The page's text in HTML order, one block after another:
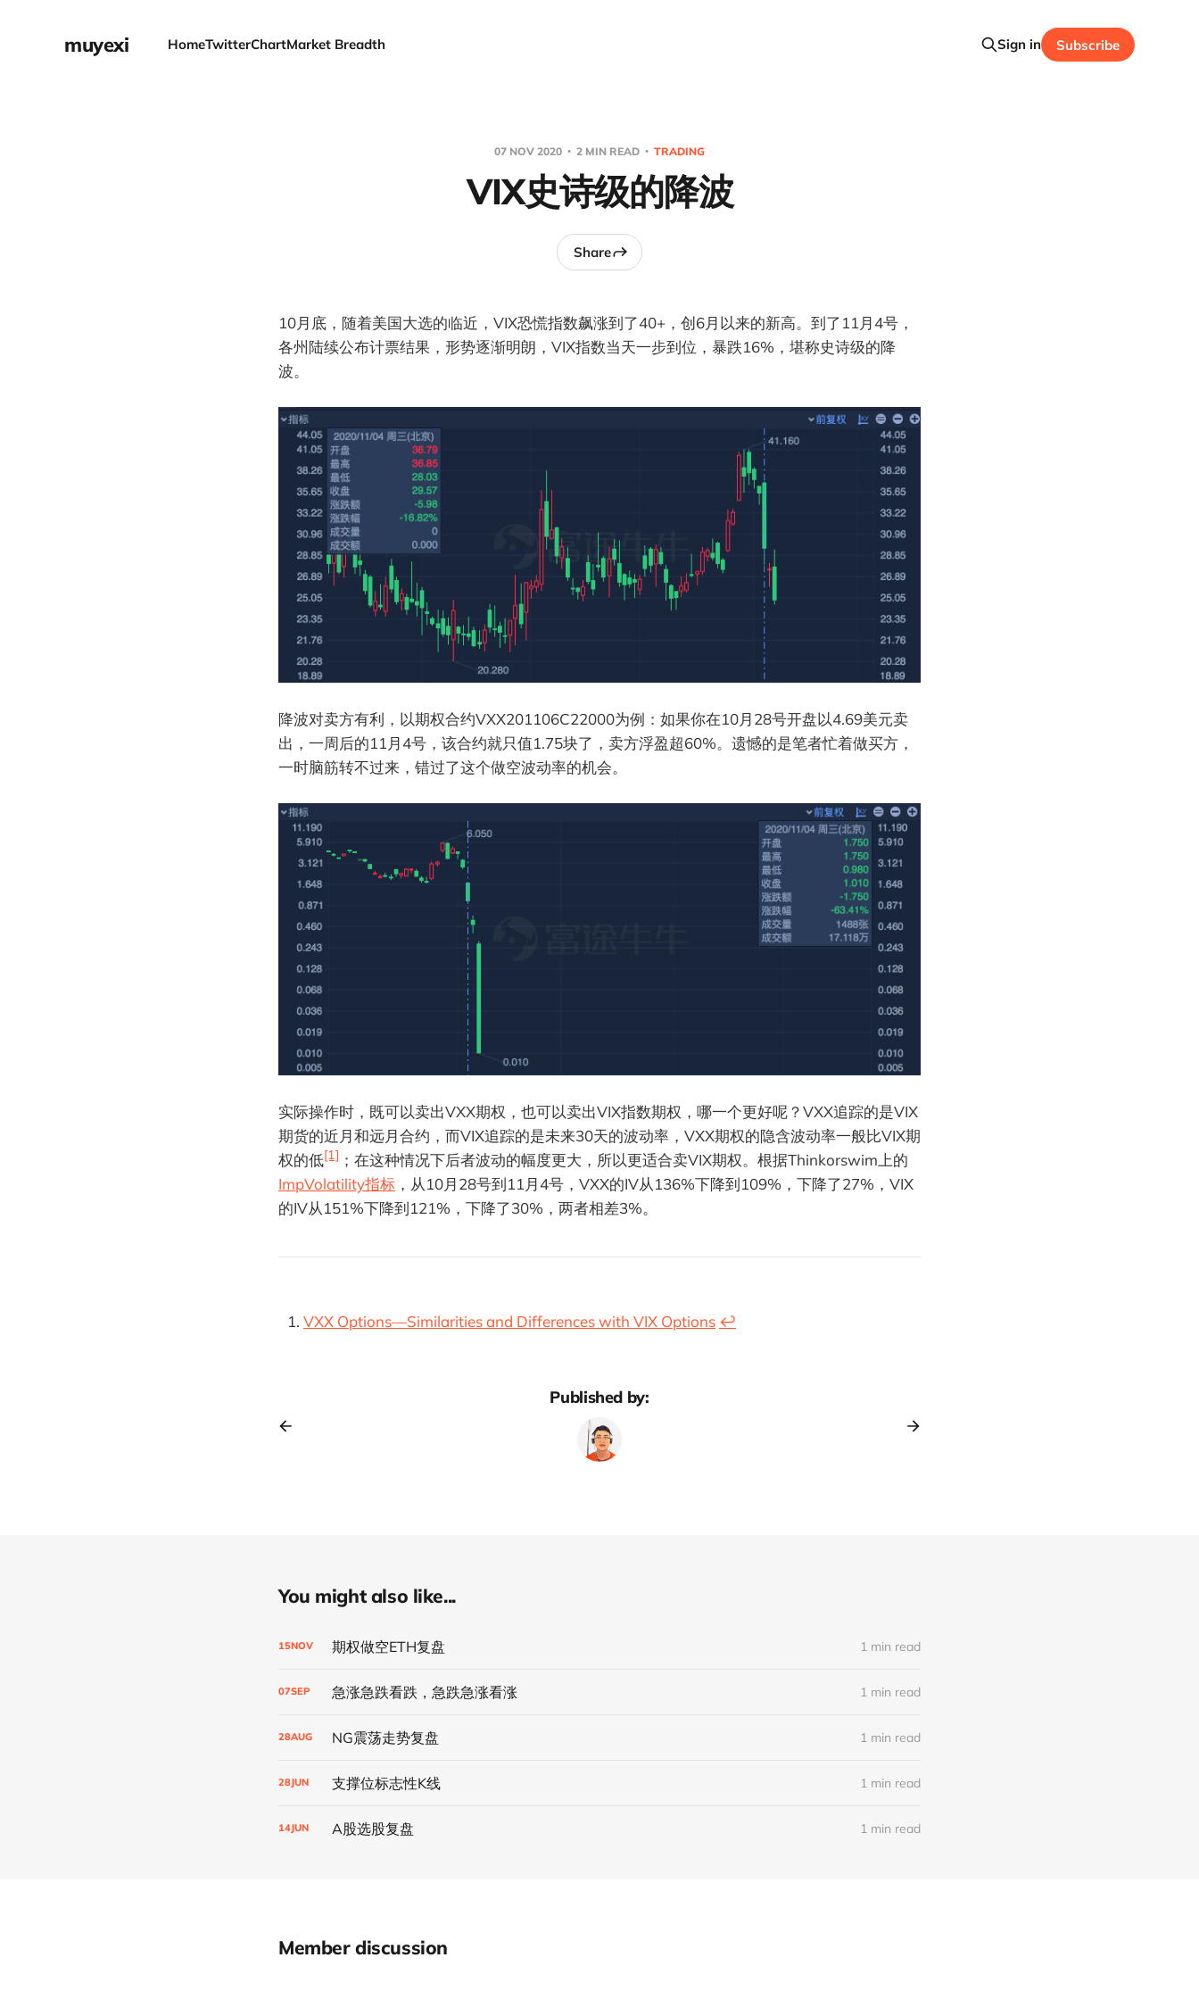
muyexi HomeTwitterChartMarket Breadth Sign in Subscribe
07 NOV 2020 2 MIN READ TRADING
VIX史诗级的降波
Share
10月底，随着美国大选的临近，VIX恐慌指数飙涨到了40+，创6月以来的新高。到了11月4号，
各州陆续公布计票结果，形势逐渐明朗，VIX指数当天一步到位，暴跌16%，堪称史诗级的降
波。
降波对卖方有利，以期权合约VXX201106C22000为例：如果你在10月28号开盘以4.69美元卖
出，一周后的11月4号，该合约就只值1.75块了，卖方浮盈超60%。遗憾的是笔者忙着做买方，
一时脑筋转不过来，错过了这个做空波动率的机会。
实际操作时，既可以卖出VXX期权，也可以卖出VIX指数期权，哪一个更好呢？VXX追踪的是VIX
期货的近月和远月合约，而VIX追踪的是未来30天的波动率，VXX期权的隐含波动率一般比VIX期
权的低[1] ；在这种情况下后者波动的幅度更大，所以更适合卖VIX期权。根据Thinkorswim上的
ImpVolatility指标 ，从10月28号到11月4号，VXX的IV从136%下降到109%，下降了27%，VIX
的IV从151%下降到121%，下降了30%，两者相差3%。
VXX Options—Similarities and Differences with VIX Options ↩︎
Published by:
You might also like...
15NOV 期权做空ETH复盘 1 min read
07SEP 急涨急跌看跌，急跌急涨看涨 1 min read
28AUG NG震荡走势复盘 1 min read
28JUN 支撑位标志性K线 1 min read
14JUN A股选股复盘 1 min read
Member discussion